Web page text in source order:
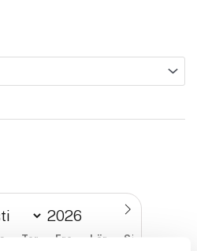
Tor Fre Lör Sön